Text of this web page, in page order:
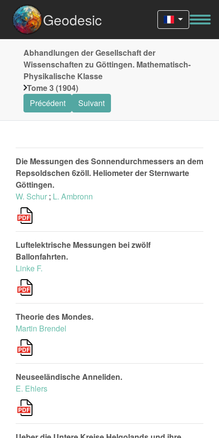
Geodesic
Abhandlungen der Gesellschaft der
Wissenschaften zu Göttingen. Mathematisch-
Physikalische Klasse
Tome 3 (1904)
Précédent
Suivant
Die Messungen des Sonnendurchmessers an dem
Repsoldschen 6zöll. Heliometer der Sternwarte
Göttingen.
W. Schur ; L. Ambronn
Luftelektrische Messungen bei zwölf
Ballonfahrten.
Linke F.
Theorie des Mondes.
Martin Brendel
Neuseeländische Anneliden.
E. Ehlers